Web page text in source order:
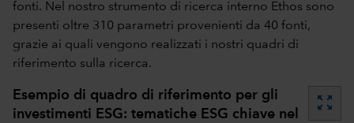
fonti. Nel nostro strumento di ricerca interno Ethos sono
presenti oltre 310 parametri provenienti da 40 fonti,
grazie ai quali vengono realizzati i nostri quadri di
riferimento sulla ricerca.
Esempio di quadro di riferimento per gli
investimenti ESG: tematiche ESG chiave nel
zoom_out_map